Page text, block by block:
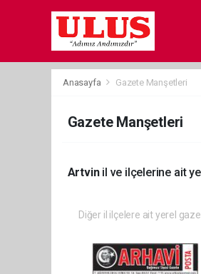
Anasayfa Gazete Manşetleri
Gazete Manşetleri
Artvinil ve ilçelerine ait
Diğer il ilçelere ait yerel